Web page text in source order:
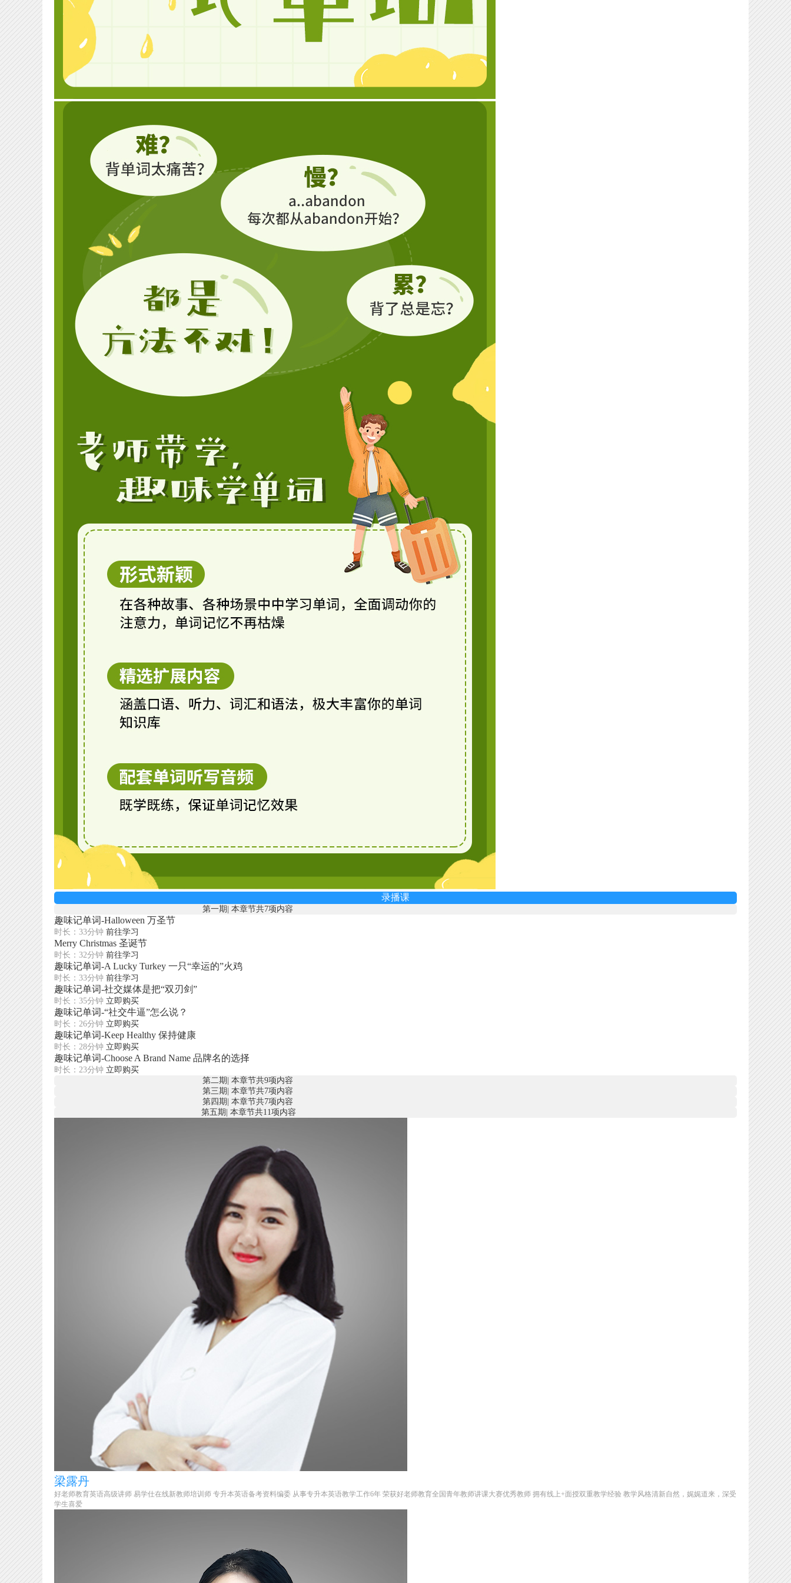
录播课
第一期 本章节共7项内容
趣味记单词-Halloween 万圣节
时长：33分钟 前往学习
Merry Christmas 圣诞节
时长：32分钟 前往学习
趣味记单词-A Lucky Turkey 一只“幸运的”火鸡
时长：33分钟 前往学习
趣味记单词-社交媒体是把“双刃剑”
时长：35分钟 立即购买
趣味记单词-“社交牛逼”怎么说？
时长：26分钟 立即购买
趣味记单词-Keep Healthy 保持健康
时长：28分钟 立即购买
趣味记单词-Choose A Brand Name 品牌名的选择
时长：23分钟 立即购买
第二期 本章节共9项内容
第三期 本章节共7项内容
第四期 本章节共7项内容
第五期 本章节共11项内容
梁露丹
好老师教育英语高级讲师 易学仕在线新教师培训师 专升本英语备考资料编委 从事专升本英语教学工作6年 荣获好老师教育全国青年教师讲课大赛优秀教师 拥有线上+面授双重教学经验 教学风格清新自然，娓娓道来，深受
学生喜爱